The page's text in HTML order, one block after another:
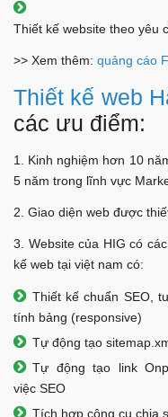
Thiết kế website theo yêu
>> Xem thêm: quảng cáo
Thiết kế web
các ưu điểm:
1. Kinh nghiệm hơn 10
5 năm trong lĩnh vực
2. Giao diện web được
3. Website của HIG có
kế web tại việt nam có:
Thiết kế chuẩn SEO,
tính bảng (responsive)
Tự động tạo
Tự động tạo link
việc SEO
Tích hợp công cụ chia